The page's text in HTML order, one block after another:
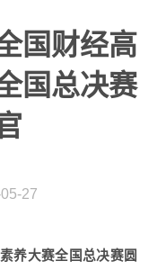
国财经高
国总决赛
27
养大赛全国总决赛圆